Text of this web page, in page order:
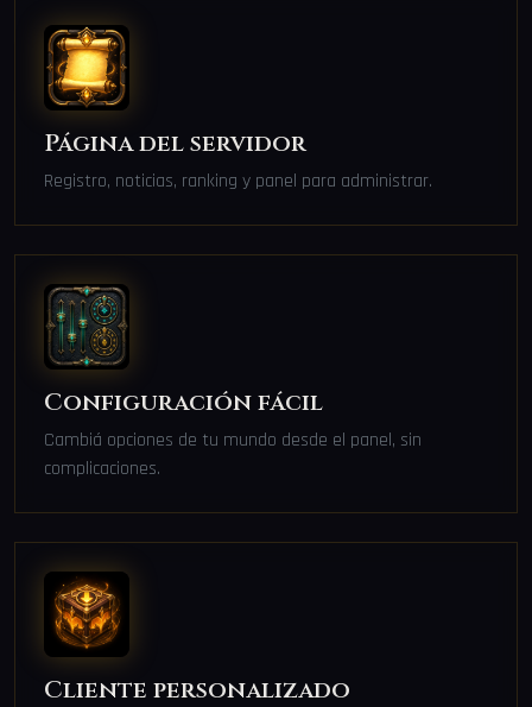
Página del servidor
Registro, noticias, ranking y panel para administrar.
Configuración fácil
Cambiá opciones de tu mundo desde el panel, sin
complicaciones.
Cliente personalizado